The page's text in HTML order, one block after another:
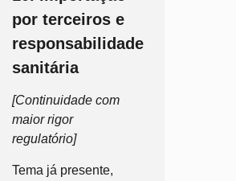
por terceiros e
responsabilidade
sanitária
[Continuidade com
maior rigor
regulatório]
Tema já presente,